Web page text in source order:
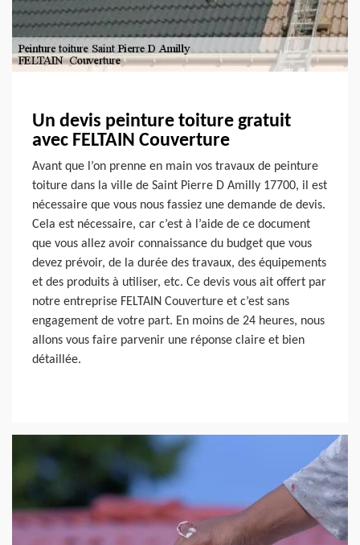
Un devis peinture toiture gratuit
avec FELTAIN Couverture
Avant que l’on prenne en main vos travaux de peinture
toiture dans la ville de Saint Pierre D Amilly 17700, il est
nécessaire que vous nous fassiez une demande de devis.
Cela est nécessaire, car c’est à l’aide de ce document
que vous allez avoir connaissance du budget que vous
devez prévoir, de la durée des travaux, des équipements
et des produits à utiliser, etc. Ce devis vous ait offert par
notre entreprise FELTAIN Couverture et c’est sans
engagement de votre part. En moins de 24 heures, nous
allons vous faire parvenir une réponse claire et bien
détaillée.